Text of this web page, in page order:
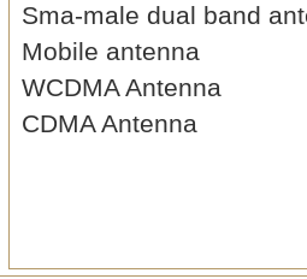
Sma-male dual band
Mobile antenna
WCDMA Antenna
CDMA Antenna